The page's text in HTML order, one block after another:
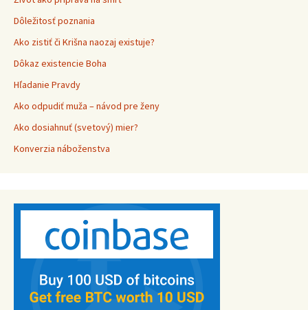
Dôležitosť poznania
Ako zistiť či Krišna naozaj existuje?
Dôkaz existencie Boha
Hľadanie Pravdy
Ako odpudiť muža – návod pre ženy
Ako dosiahnuť (svetový) mier?
Konverzia náboženstva